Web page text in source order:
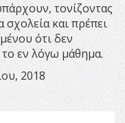
τονίζοντας
και πρέπει
ότι δεν
εν λόγω μάθημα.
2018